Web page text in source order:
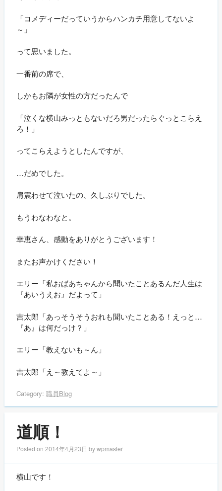
「コメディーだっていうからハンカチ用意してないよ
～」
って思いました。
一番前の席で、
しかもお隣が女性の方だったんで
「泣くな横山みっともないだろ男だったらぐっとこらえ
ろ！」
ってこらえようとしたんですが、
…だめでした。
肩震わせて泣いたの、久しぶりでした。
もうわなわなと。
幸恵さん、感動をありがとうございます！
またお声かけください！
エリー「私おばあちゃんから聞いたことあるんだ人生は
『あいうえお』だよって」
吉太郎「あっそうそうおれも聞いたことある！えっと…
『あ』は何だっけ？」
エリー「教えないも～ん」
吉太郎「え～教えてよ～」
Category: 職員Blog
道順！
Posted on 2014年4月23日 bywpmaster
横山です！